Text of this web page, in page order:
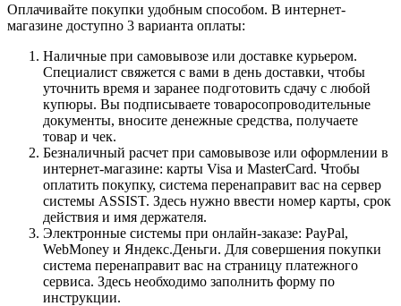
Оплачивайте покупки удобным способом. В интернет-
магазине доступно 3 варианта оплаты:
Наличные при самовывозе или доставке курьером.
Специалист свяжется с вами в день доставки, чтобы
уточнить время и заранее подготовить сдачу с любой
купюры. Вы подписываете товаросопроводительные
документы, вносите денежные средства, получаете
товар и чек.
Безналичный расчет при самовывозе или оформлении в
интернет-магазине: карты Visa и MasterCard. Чтобы
оплатить покупку, система перенаправит вас на сервер
системы ASSIST. Здесь нужно ввести номер карты, срок
действия и имя держателя.
Электронные системы при онлайн-заказе: PayPal,
WebMoney и Яндекс.Деньги. Для совершения покупки
система перенаправит вас на страницу платежного
сервиса. Здесь необходимо заполнить форму по
инструкции.